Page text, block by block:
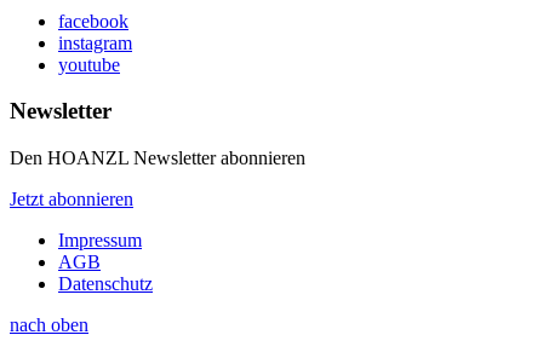
facebook
instagram
youtube
Newsletter
Den HOANZL Newsletter abonnieren
Jetzt abonnieren
Impressum
AGB
Datenschutz
nach oben